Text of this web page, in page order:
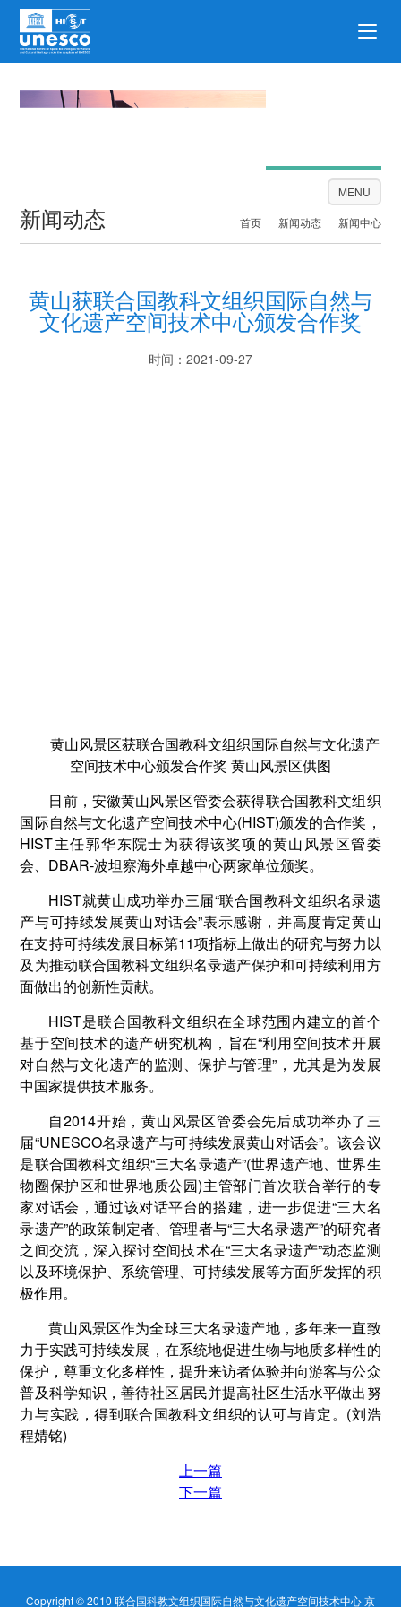
新闻动态 首页 新闻动态 新闻中心
MENU
黄山获联合国教科文组织国际自然与
文化遗产空间技术中心颁发合作奖
时间：2021-09-27
黄山风景区获联合国教科文组织国际自然与文化遗产
空间技术中心颁发合作奖 黄山风景区供图
日前，安徽黄山风景区管委会获得联合国教科文组织
国际自然与文化遗产空间技术中心(HIST)颁发的合作奖，
HIST主任郭华东院士为获得该奖项的黄山风景区管委
会、DBAR-波坦察海外卓越中心两家单位颁奖。
HIST就黄山成功举办三届“联合国教科文组织名录遗
产与可持续发展黄山对话会”表示感谢，并高度肯定黄山
在支持可持续发展目标第11项指标上做出的研究与努力以
及为推动联合国教科文组织名录遗产保护和可持续利用方
面做出的创新性贡献。
HIST是联合国教科文组织在全球范围内建立的首个
基于空间技术的遗产研究机构，旨在“利用空间技术开展
对自然与文化遗产的监测、保护与管理”，尤其是为发展
中国家提供技术服务。
自2014开始，黄山风景区管委会先后成功举办了三
届“UNESCO名录遗产与可持续发展黄山对话会”。该会议
是联合国教科文组织“三大名录遗产”(世界遗产地、世界生
物圈保护区和世界地质公园)主管部门首次联合举行的专
家对话会，通过该对话平台的搭建，进一步促进“三大名
录遗产”的政策制定者、管理者与“三大名录遗产”的研究者
之间交流，深入探讨空间技术在“三大名录遗产”动态监测
以及环境保护、系统管理、可持续发展等方面所发挥的积
极作用。
黄山风景区作为全球三大名录遗产地，多年来一直致
力于实践可持续发展，在系统地促进生物与地质多样性的
保护，尊重文化多样性，提升来访者体验并向游客与公众
普及科学知识，善待社区居民并提高社区生活水平做出努
力与实践，得到联合国教科文组织的认可与肯定。(刘浩
程婧铭)
上一篇
下一篇
Copyright © 2010 联合国科教文组织国际自然与文化遗产空间技术中心京